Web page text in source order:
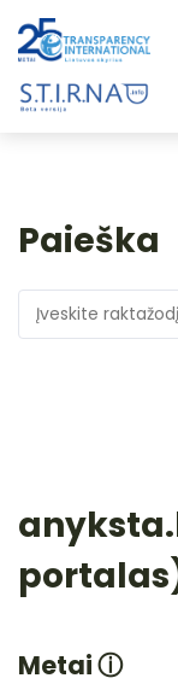
Paieška
Metaiⓘ